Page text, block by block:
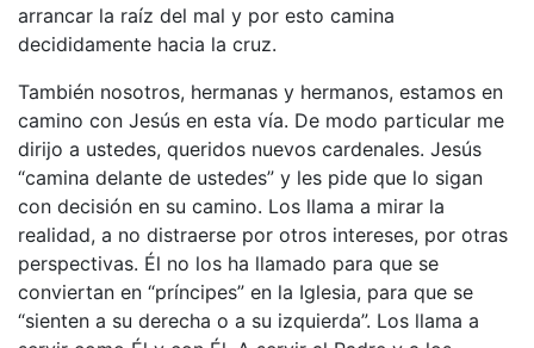
arrancar la raíz del mal y por esto camina
decididamente hacia la cruz.
También nosotros, hermanas y hermanos, estamos en
camino con Jesús en esta vía. De modo particular me
dirijo a ustedes, queridos nuevos cardenales. Jesús
“camina delante de ustedes” y les pide que lo sigan
con decisión en su camino. Los llama a mirar la
realidad, a no distraerse por otros intereses, por otras
perspectivas. Él no los ha llamado para que se
conviertan en “príncipes” en la Iglesia, para que se
“sienten a su derecha o a su izquierda”. Los llama a